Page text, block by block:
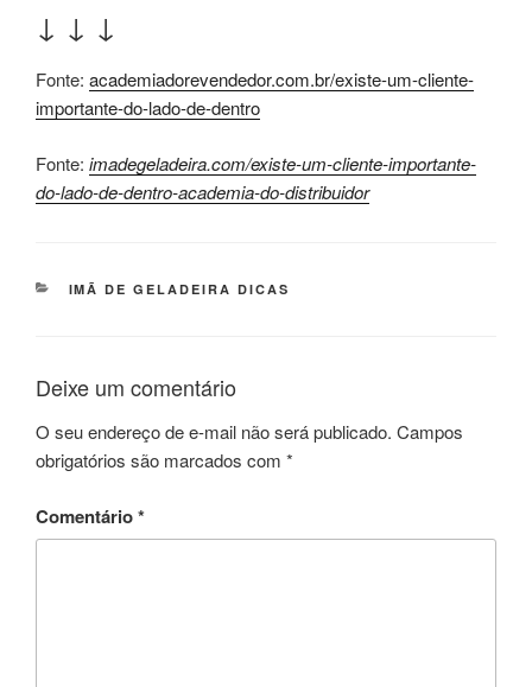
↓ ↓ ↓
Fonte: academiadorevendedor.com.br/existe-um-cliente-
importante-do-lado-de-dentro
Fonte: imadegeladeira.com/existe-um-cliente-importante-
do-lado-de-dentro-academia-do-distribuidor
CATEGORIAS
IMÃ DE GELADEIRA DICAS
Deixe um comentário
O seu endereço de e-mail não será publicado. Campos
obrigatórios são marcados com *
Comentário*